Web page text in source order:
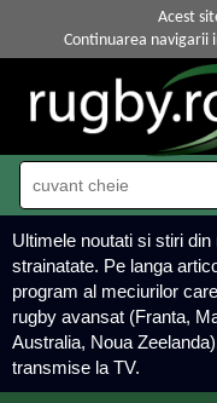
Acest
Continuarea navigarii
Ultimele noutati si stiri
strainatate. Pe langa
program al meciurilor
rugby avansat (Franta,
Australia, Noua
transmise la TV.